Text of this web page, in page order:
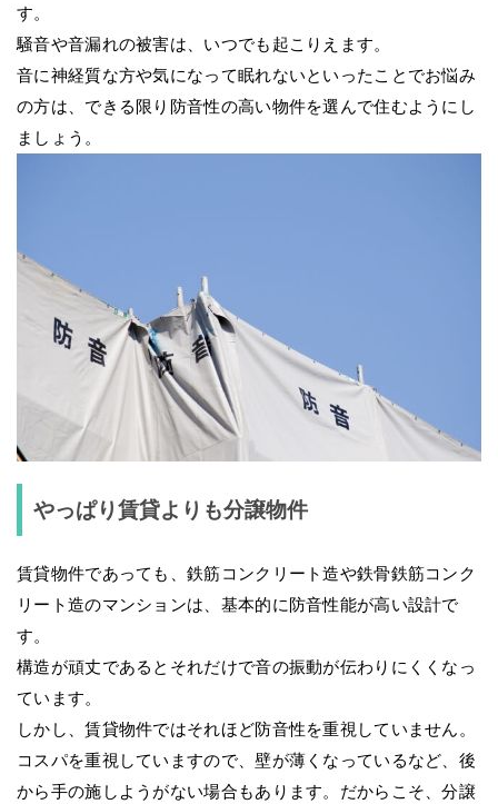
す。
騒音や音漏れの被害は、いつでも起こりえます。
音に神経質な方や気になって眠れないといったことでお悩み
の方は、できる限り防音性の高い物件を選んで住むようにし
ましょう。
やっぱり賃貸よりも分譲物件
賃貸物件であっても、鉄筋コンクリート造や鉄骨鉄筋コンク
リート造のマンションは、基本的に防音性能が高い設計で
す。
構造が頑丈であるとそれだけで音の振動が伝わりにくくなっ
ています。
しかし、賃貸物件ではそれほど防音性を重視していません。
コスパを重視していますので、壁が薄くなっているなど、後
から手の施しようがない場合もあります。だからこそ、分譲